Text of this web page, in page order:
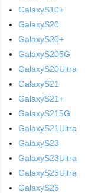
GalaxyS10+
GalaxyS20
GalaxyS20+
GalaxyS205G
GalaxyS20Ultra
GalaxyS21
GalaxyS21+
GalaxyS215G
GalaxyS21Ultra
GalaxyS23
GalaxyS23Ultra
GalaxyS25Ultra
GalaxyS26